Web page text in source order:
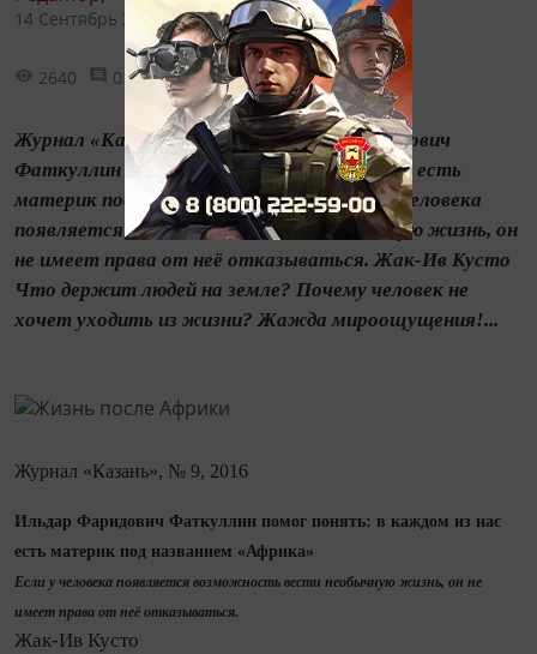
14 Сентябрь 2016 - 07:13
2640 0 0
Журнал «Казань», № 9, 2016 Ильдар Фаридович
Фаткуллин помог понять: в каждом из нас есть
материк под названием «Африка» Если у человека
появляется возможность вести необычную жизнь, он
не имеет права от неё отказываться. Жак‑Ив Кусто
Что держит людей на земле? Почему человек не
хочет уходить из жизни? Жажда мироощущения!...
Журнал «Казань», № 9, 2016
Ильдар Фаридович Фаткуллин помог понять: в каждом из нас
есть материк под названием «Африка»
Если у человека появляется возможность вести необычную жизнь, он не
имеет права от неё отказываться.
Жак‑Ив Кусто